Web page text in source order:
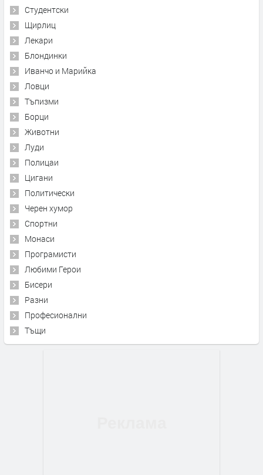
Студентски
Щирлиц
Лекари
Блондинки
Иванчо и Марийка
Ловци
Тъпизми
Борци
Животни
Луди
Полицаи
Цигани
Политически
Черен хумор
Спортни
Монаси
Програмисти
Любими Герои
Бисери
Разни
Професионални
Тъщи